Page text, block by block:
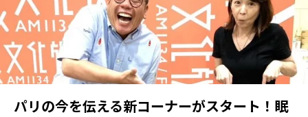
パリの今を伝える新コーナーがスタート！眠